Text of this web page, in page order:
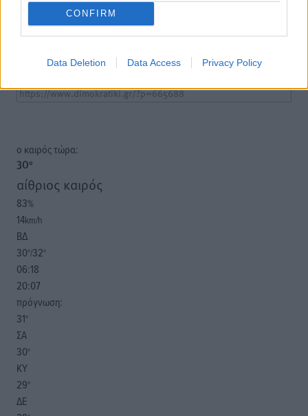
CONFIRM
Data Deletion Data Access Privacy Policy
Για την μερική αναπαραγωγή της είδησης από άλλες
ιστοσελίδες είναι απαραίτητη η χρήση του παρακάτω
της Δημοκρατικής.
o καιρός τώρα:
30°
αίθριος καιρός
83%
14km/h
ΒΔ
30°/32°
06:18
20:07
πρόγνωση:
31°
ΣΑ
30°
ΚΥ
29°
ΔΕ